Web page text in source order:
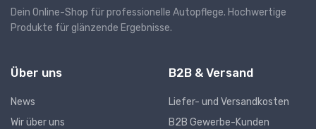
Dein Online-Shop für professionelle Autopflege. Hochwertige
Produkte für glänzende Ergebnisse.
Über uns
News
Wir über uns
B2B & Versand
Liefer- und Versandkosten
B2B Gewerbe-Kunden